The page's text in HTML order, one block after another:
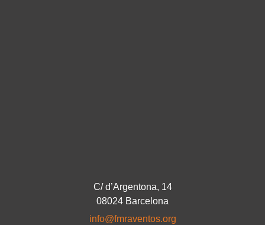
C/ d’Argentona, 14
08024 Barcelona
info@fmraventos.org